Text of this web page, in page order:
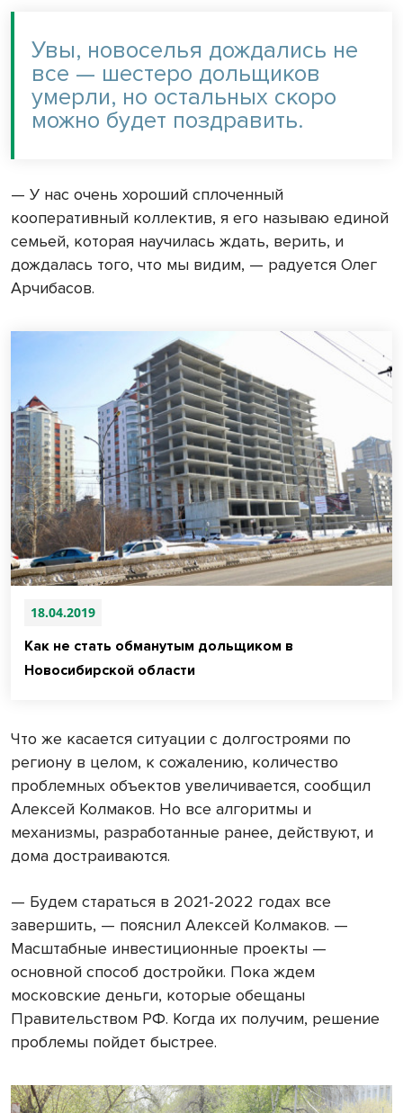
Увы, новоселья дождались не
все — шестеро дольщиков
умерли, но остальных скоро
можно будет поздравить.
— У нас очень хороший сплоченный
кооперативный коллектив, я его называю единой
семьей, которая научилась ждать, верить, и
дождалась того, что мы видим, — радуется Олег
Арчибасов.
18.04.2019
Как не стать обманутым дольщиком в
Новосибирской области
Что же касается ситуации с долгостроями по
региону в целом, к сожалению, количество
проблемных объектов увеличивается, сообщил
Алексей Колмаков. Но все алгоритмы и
механизмы, разработанные ранее, действуют, и
дома достраиваются.
— Будем стараться в 2021-2022 годах все
завершить, — пояснил Алексей Колмаков. —
Масштабные инвестиционные проекты —
основной способ достройки. Пока ждем
московские деньги, которые обещаны
Правительством РФ. Когда их получим, решение
проблемы пойдет быстрее.